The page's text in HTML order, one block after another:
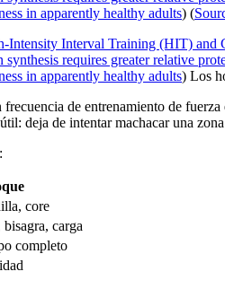
in apparently healthy adults) (
Intensity Interval Training (HIT) and
requires greater relative
in apparently healthy adults) Los
frecuencia de entrenamiento de
deja de intentar machacar una
core
carga
completo